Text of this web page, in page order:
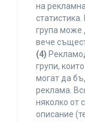
на
група може
вече
(4)
групи,
могат да
реклама.
няколко от
описание